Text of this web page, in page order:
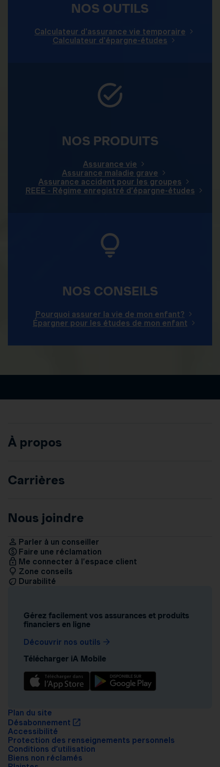
NOS OUTILS
Calculateur d'assurance vie temporaire
Calculateur d'épargne-études
NOS PRODUITS
Assurance vie
Assurance maladie grave
Assurance accident pour les groupes
REEE - Régime enregistré d’épargne-études
NOS CONSEILS
Pourquoi assurer la vie de mon enfant?
Épargner pour les études de mon enfant
À propos
Carrières
Nous joindre
Parler à un conseiller
Faire une réclamation
Me connecter à l’espace client
Zone conseils
Durabilité
Gérez facilement vos assurances et produits
financiers en ligne
Découvrir nos outils
Télécharger iA Mobile
Plan du site
Désabonnement
Accessibilité
Protection des renseignements personnels
Conditions d’utilisation
Biens non réclamés